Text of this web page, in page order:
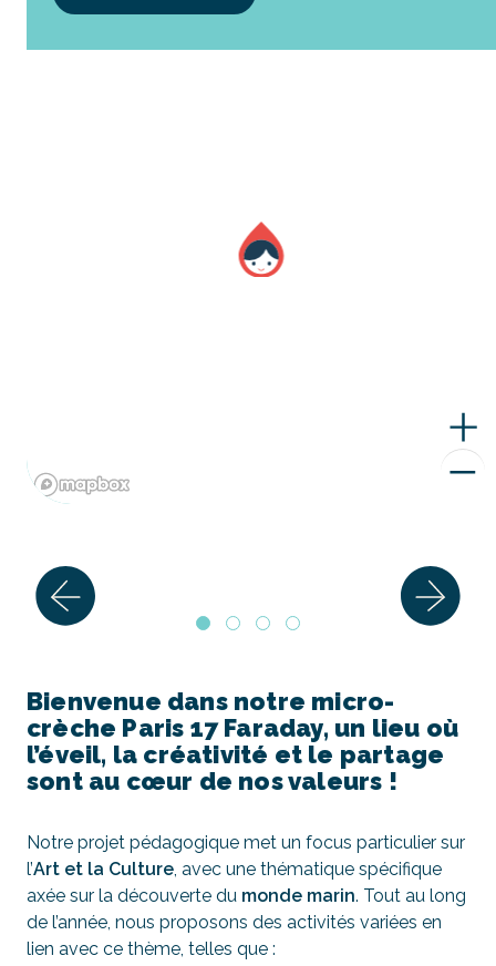
Bienvenue dans notre micro-
crèche Paris 17 Faraday, un lieu où
l’éveil, la créativité et le partage
sont au cœur de nos valeurs !
Notre projet pédagogique met un focus particulier sur
l’Art et la Culture, avec une thématique spécifique
axée sur la découverte du monde marin. Tout au long
de l’année, nous proposons des activités variées en
lien avec ce thème, telles que :